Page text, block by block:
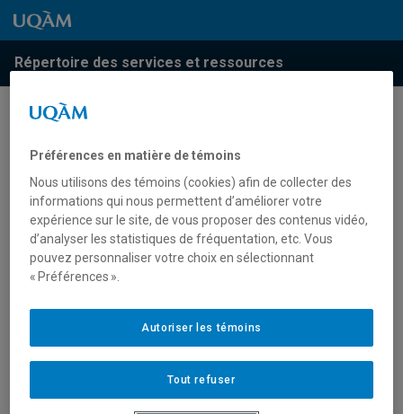
Passer au contenu
Accéder au menu principal
Accéder à la recherche
Passer au contenu
Accéder au menu principal
Répertoire des services et ressources
La page que vous cherchez
Si vous avez saisi l'adresse vous-même, vérifiez
que vous n'avez pas commis de faute de frappe.
Préférences en matière de témoins
Nous utilisons des témoins (cookies) afin de collecter des
informations qui nous permettent d’améliorer votre
expérience sur le site, de vous proposer des contenus vidéo,
d’analyser les statistiques de fréquentation, etc. Vous
pouvez personnaliser votre choix en sélectionnant
« Préférences ».
Tout refuser
Autoriser les témoins